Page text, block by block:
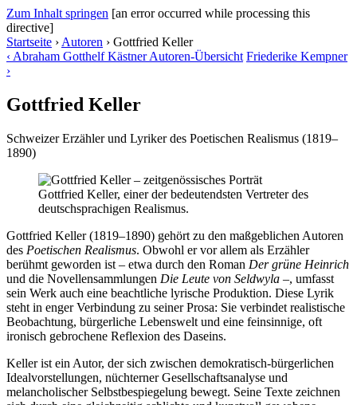
Zum Inhalt springen [an error occurred while processing this
directive]
Startseite › Autoren › Gottfried Keller
‹ Abraham Gotthelf KästnerAutoren-Übersicht Friederike Kempner
›
Gottfried Keller
Schweizer Erzähler und Lyriker des Poetischen Realismus (1819–
1890)
Gottfried Keller, einer der bedeutendsten Vertreter des
deutschsprachigen Realismus.
Gottfried Keller (1819–1890) gehört zu den maßgeblichen Autoren
des Poetischen Realismus. Obwohl er vor allem als Erzähler
berühmt geworden ist – etwa durch den Roman Der grüne Heinrich
und die Novellensammlungen Die Leute von Seldwyla –, umfasst
sein Werk auch eine beachtliche lyrische Produktion. Diese Lyrik
steht in enger Verbindung zu seiner Prosa: Sie verbindet realistische
Beobachtung, bürgerliche Lebenswelt und eine feinsinnige, oft
ironisch gebrochene Reflexion des Daseins.
Keller ist ein Autor, der sich zwischen demokratisch-bürgerlichen
Idealvorstellungen, nüchterner Gesellschaftsanalyse und
melancholischer Selbstbespiegelung bewegt. Seine Texte zeichnen